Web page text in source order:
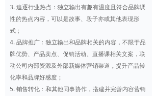
3. 追逐行业热点：独立输出有趣有温度且符合品牌调
性的热点内容，可以是故事、段子亦或其他表现形
式；
4. 品牌推广：独立输出和品牌相关的内容，不限于品
牌优势、产品卖点、促销活动、直播课相关文案，联
动公司内部资源及外部新媒体营销渠道，提升产品转
化率和品牌好感度；
5. 销售转化：和其他同事协作，搭建并完善内容营销